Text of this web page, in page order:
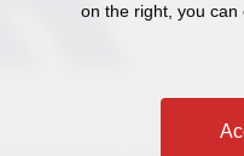
on the right, you